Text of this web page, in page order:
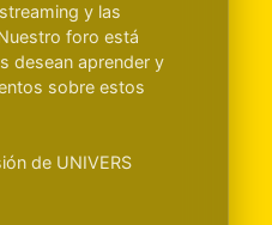
y las
foro está
desean aprender y
sobre estos
de UNIVERS